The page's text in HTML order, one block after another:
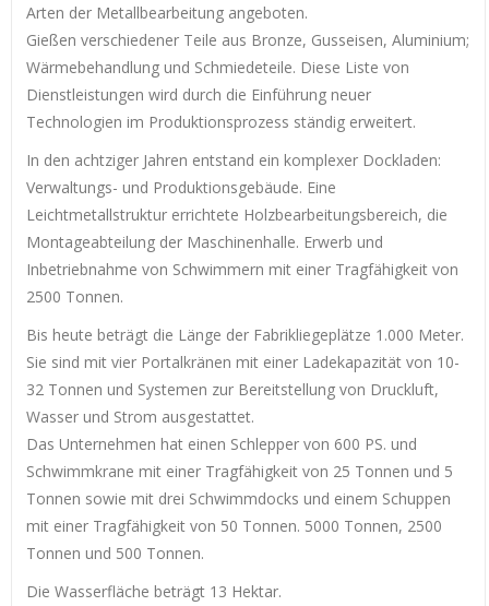
Arten der Metallbearbeitung angeboten.
Gießen verschiedener Teile aus Bronze, Gusseisen, Aluminium;
Wärmebehandlung und Schmiedeteile. Diese Liste von
Dienstleistungen wird durch die Einführung neuer
Technologien im Produktionsprozess ständig erweitert.
In den achtziger Jahren entstand ein komplexer Dockladen:
Verwaltungs- und Produktionsgebäude. Eine
Leichtmetallstruktur errichtete Holzbearbeitungsbereich, die
Montageabteilung der Maschinenhalle. Erwerb und
Inbetriebnahme von Schwimmern mit einer Tragfähigkeit von
2500 Tonnen.
Bis heute beträgt die Länge der Fabrikliegeplätze 1.000 Meter.
Sie sind mit vier Portalkränen mit einer Ladekapazität von 10-
32 Tonnen und Systemen zur Bereitstellung von Druckluft,
Wasser und Strom ausgestattet.
Das Unternehmen hat einen Schlepper von 600 PS. und
Schwimmkrane mit einer Tragfähigkeit von 25 Tonnen und 5
Tonnen sowie mit drei Schwimmdocks und einem Schuppen
mit einer Tragfähigkeit von 50 Tonnen. 5000 Tonnen, 2500
Tonnen und 500 Tonnen.
Die Wasserfläche beträgt 13 Hektar.